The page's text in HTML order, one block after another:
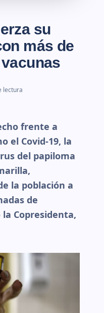
su
más de
lectura
frente a
el Covid-19, la
del papiloma
la población a
de
Copresidenta,